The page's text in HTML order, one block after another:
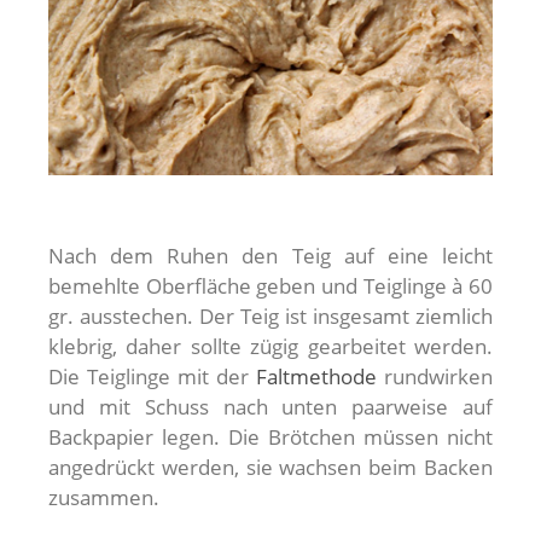
Nach dem Ruhen den Teig auf eine leicht
bemehlte Oberfläche geben und Teiglinge à 60
gr. ausstechen. Der Teig ist insgesamt ziemlich
klebrig, daher sollte zügig gearbeitet werden.
Die Teiglinge mit der Faltmethode rundwirken
und mit Schuss nach unten paarweise auf
Backpapier legen. Die Brötchen müssen nicht
angedrückt werden, sie wachsen beim Backen
zusammen.